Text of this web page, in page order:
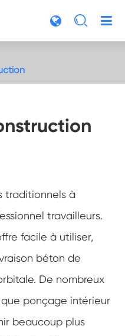

traditionnels à
travailleurs.
facile à utiliser,
béton de
De nombreux
ponçage intérieur
beaucoup plus